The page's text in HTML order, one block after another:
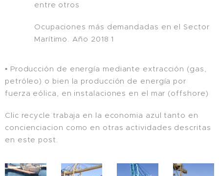
entre otros
Ocupaciones más demandadas en el Sector
Marítimo. Año 2018 1
• Producción de energía mediante extracción (gas,
petróleo) o bien la producción de energía por
fuerza eólica, en instalaciones en el mar (offshore)
Clic recycle trabaja en la economia azul tanto en
concienciacion como en otras actividades descritas
en este post.